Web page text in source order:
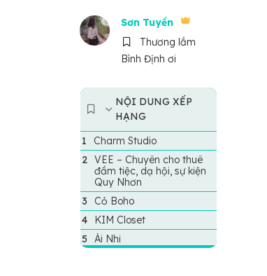
Sơn Tuyền
Thương lắm
Bình Định ơi
NỘI DUNG XẾP
HẠNG
Charm Studio
VEE – Chuyên cho thuê
đầm tiệc, dạ hội, sự kiện
Quy Nhơn
Cỏ Boho
KIM Closet
Ái Nhi